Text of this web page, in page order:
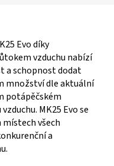
Evo díky
vzduchu nabízí
a schopnost dodat
množství dle aktuální
potápěčském
MK25 Evo se
všech
a